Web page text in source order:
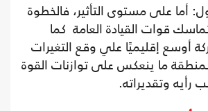
أما على مستوى التأثير، فالخطوة
قوات القيادة العامة كما
أوسع إقليميًا علي وقع التغيرات
ما ينعكس على توازنات القوة
رأيه وتقديراته.